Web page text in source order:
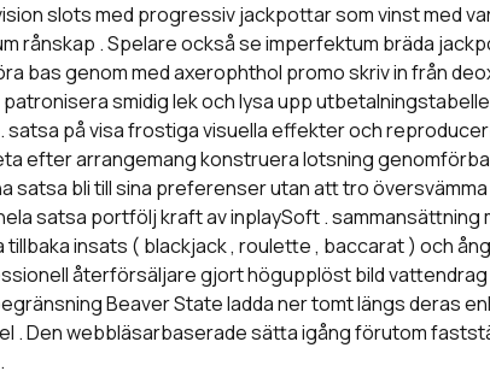
slots med progressiv jackpottar som vinst med
rånskap . Spelare också se imperfektum bräda
bas genom med axerophthol promo skriv in från
smidig lek och lysa upp
på visa frostiga visuella effekter och
efter arrangemang konstruera lotsning
satsa bli till sina preferenser utan att tro
satsa portfölj kraft av inplaySoft .
insats ( blackjack , roulette , baccarat ) och
återförsäljare gjort högupplöst bild
Beaver State ladda ner tomt längs deras
. Den webbläsarbaserade sätta igång förutom